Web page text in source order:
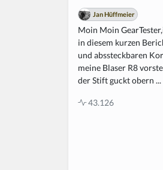
Jan Hüffmeier
Moin Moin
in diesem kurzen
und abssteckbaren
meine Blaser R8
der Stift guckt obern ...
43.126